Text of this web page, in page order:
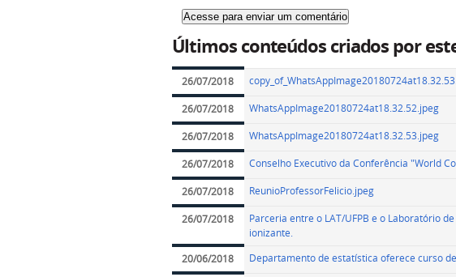
Últimos conteúdos criados por
26/07/2018
26/07/2018 WhatsAppImage20180724at18.32.52.jpeg
26/07/2018 WhatsAppImage20180724at18.32.53.jpeg
26/07/2018 Conselho Executivo da Conferência "World
26/07/2018 ReunioProfessorFelicio.jpeg
26/07/2018
Parceria entre o LAT/UFPB e o Laboratório
ionizante.
20/06/2018
Departamento de estatística oferece curso